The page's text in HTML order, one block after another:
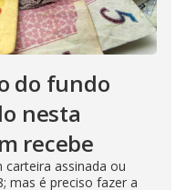
do fundo
nesta
recebe
assinada ou
mas é preciso fazer a